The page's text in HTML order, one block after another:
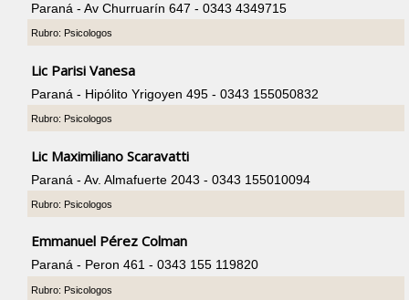
Paraná - Av Churruarín 647 - 0343 4349715
Rubro: Psicologos
Lic Parisi Vanesa
Paraná - Hipólito Yrigoyen 495 - 0343 155050832
Rubro: Psicologos
Lic Maximiliano Scaravatti
Paraná - Av. Almafuerte 2043 - 0343 155010094
Rubro: Psicologos
Emmanuel Pérez Colman
Paraná - Peron 461 - 0343 155 119820
Rubro: Psicologos